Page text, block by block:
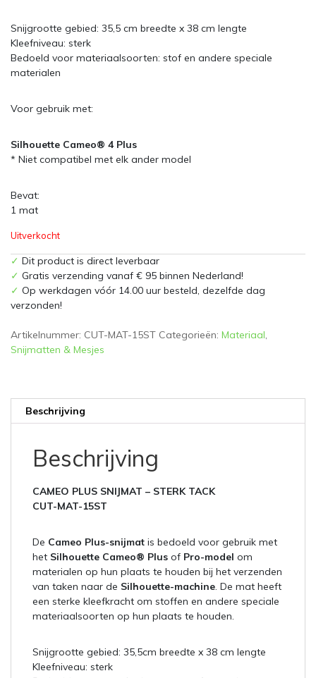
Snijgrootte gebied: 35,5 cm breedte x 38 cm lengte
Kleefniveau: sterk
Bedoeld voor materiaalsoorten: stof en andere speciale
materialen
Voor gebruik met:
Silhouette Cameo® 4 Plus
* Niet compatibel met elk ander model
Bevat:
1 mat
Uitverkocht
✓ Dit product is direct leverbaar
✓ Gratis verzending vanaf € 95 binnen Nederland!
✓ Op werkdagen vóór 14.00 uur besteld, dezelfde dag
verzonden!
Artikelnummer: CUT-MAT-15ST Categorieën: Materiaal,
Snijmatten & Mesjes
Beschrijving
Beschrijving
CAMEO PLUS SNIJMAT – STERK TACK
CUT-MAT-15ST
De Cameo Plus-snijmat is bedoeld voor gebruik met
het Silhouette Cameo® Plus of Pro-model om
materialen op hun plaats te houden bij het verzenden
van taken naar de Silhouette-machine. De mat heeft
een sterke kleefkracht om stoffen en andere speciale
materiaalsoorten op hun plaats te houden.
Snijgrootte gebied: 35,5cm breedte x 38 cm lengte
Kleefniveau: sterk